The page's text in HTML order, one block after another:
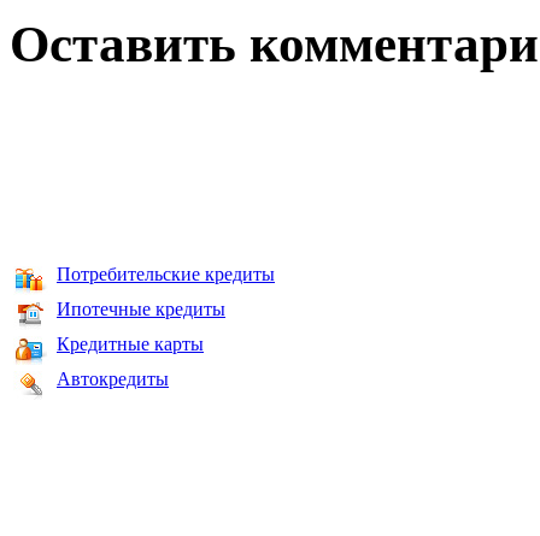
Оставить
Потребительские кредиты
Ипотечные кредиты
Кредитные карты
Автокредиты